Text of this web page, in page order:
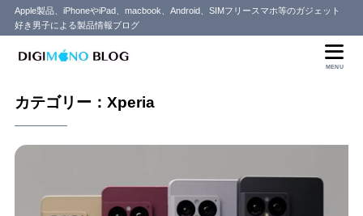
Apple製品、iPhoneやiPad、macbook、Android、SIMフリースマホ等のガジェット
好き男子による製品情報ブログ
MENU
カテゴリー：Xperia